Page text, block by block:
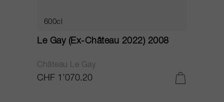
600cl
Le Gay (Ex-Château 2022) 2008
Château Le Gay
CHF 1’070.20